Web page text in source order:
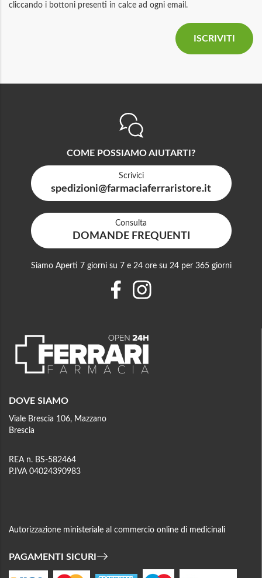
cliccando i bottoni presenti in calce ad ogni email.
DOVE SIAMO
Viale Brescia 106, Mazzano
Brescia
REA n. BS-582464
P.IVA 04024390983
Autorizzazione ministeriale al commercio online di medicinali
PAGAMENTI SICURI
COME POSSIAMO AIUTARTI?
Scrivici
spedizioni@farmaciaferraristore.it
Consulta
DOMANDE FREQUENTI
Siamo Aperti 7 giorni su 7 e 24 ore su 24 per 365 giorni